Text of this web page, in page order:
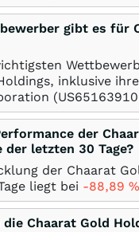
gibt es für
inklusive
der
letzten 30 Tage?
der Chaarat
liegt bei -88,89 %
Chaarat Gold